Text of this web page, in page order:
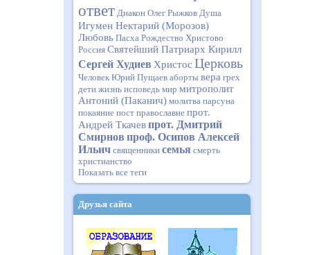
ответ Диакон Олег Рыжков Душа
Игумен Нектарий (Морозов)
Любовь Пасха Рождество Христово
Россия Святейший Патриарх Кирилл
Сергей Худиев Христос Церковь
Человек Юрий Пущаев аборты вера грех
дети жизнь исповедь мир митрополит
Антоний (Паканич) молитва парсуна
покаяние пост православие прот.
Андрей Ткачевпрот. Дмитрий
Смирнов проф. Осипов Алексей
Ильич священники семья смерть
христианство
Показать все теги
Друзья сайта